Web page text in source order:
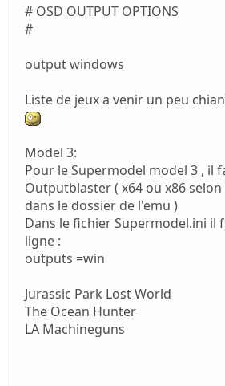
# OSD OUTPUT OPTIONS
#
output windows
Liste de jeux a venir un peu
Model 3:
Pour le Supermodel model 3 , il
Outputblaster ( x64 ou x86
dans le dossier de l'emu )
Dans le fichier Supermodel.ini il
ligne :
outputs =win
Jurassic Park Lost World
The Ocean Hunter
LA Machineguns